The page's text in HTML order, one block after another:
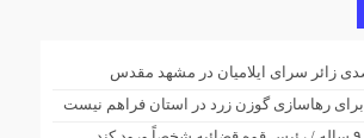
رهاسازی گوزن زرد در استان فراهم نیست